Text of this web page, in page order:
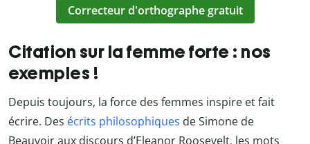
Correcteur d'orthographe gratuit
Citation sur la femme forte : nos
exemples !
Depuis toujours, la force des femmes inspire et fait
écrire. Des écrits philosophiques de Simone de
Beauvoir aux discours d’Eleanor Roosevelt, les mots